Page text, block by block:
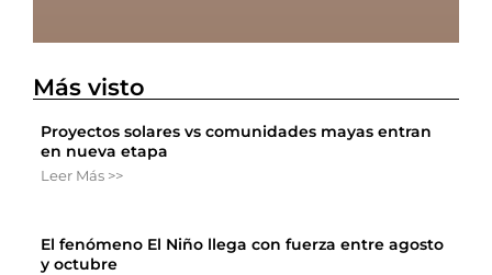
Más visto
Proyectos solares vs comunidades mayas entran
en nueva etapa
Leer Más >>
El fenómeno El Niño llega con fuerza entre agosto
y octubre